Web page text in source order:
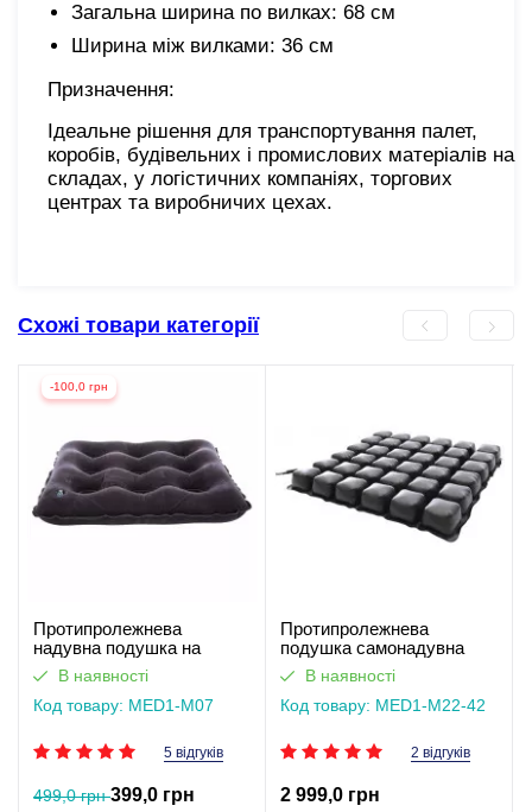
Загальна ширина по вилках: 68 см
Ширина між вилками: 36 см
Призначення:
Ідеальне рішення для транспортування палет,
коробів, будівельних і промислових матеріалів на
складах, у логістичних компаніях, торгових
центрах та виробничих цехах.
Схожі товари категорії
-100,0 грн
Протипролежнева
надувна подушка на
сидіння або для
інвалідного візка MED1-
M07
В наявності
Код товару: MED1-M07
5 відгуків
499,0 грн399,0 грн
Протипролежнева
подушка самонадувна
MED1-M22-42. Працює
без світла
В наявності
Код товару: MED1-M22-42
2 відгуків
2 999,0 грн